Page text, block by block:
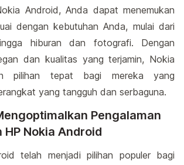
Android, Anda dapat menemukan
dengan kebutuhan Anda, mulai dari
hiburan dan fotografi. Dengan
dan kualitas yang terjamin, Nokia
pilihan tepat bagi mereka yang
yang tangguh dan serbaguna.
Pengalaman
HP Nokia Android
telah menjadi pilihan populer bagi